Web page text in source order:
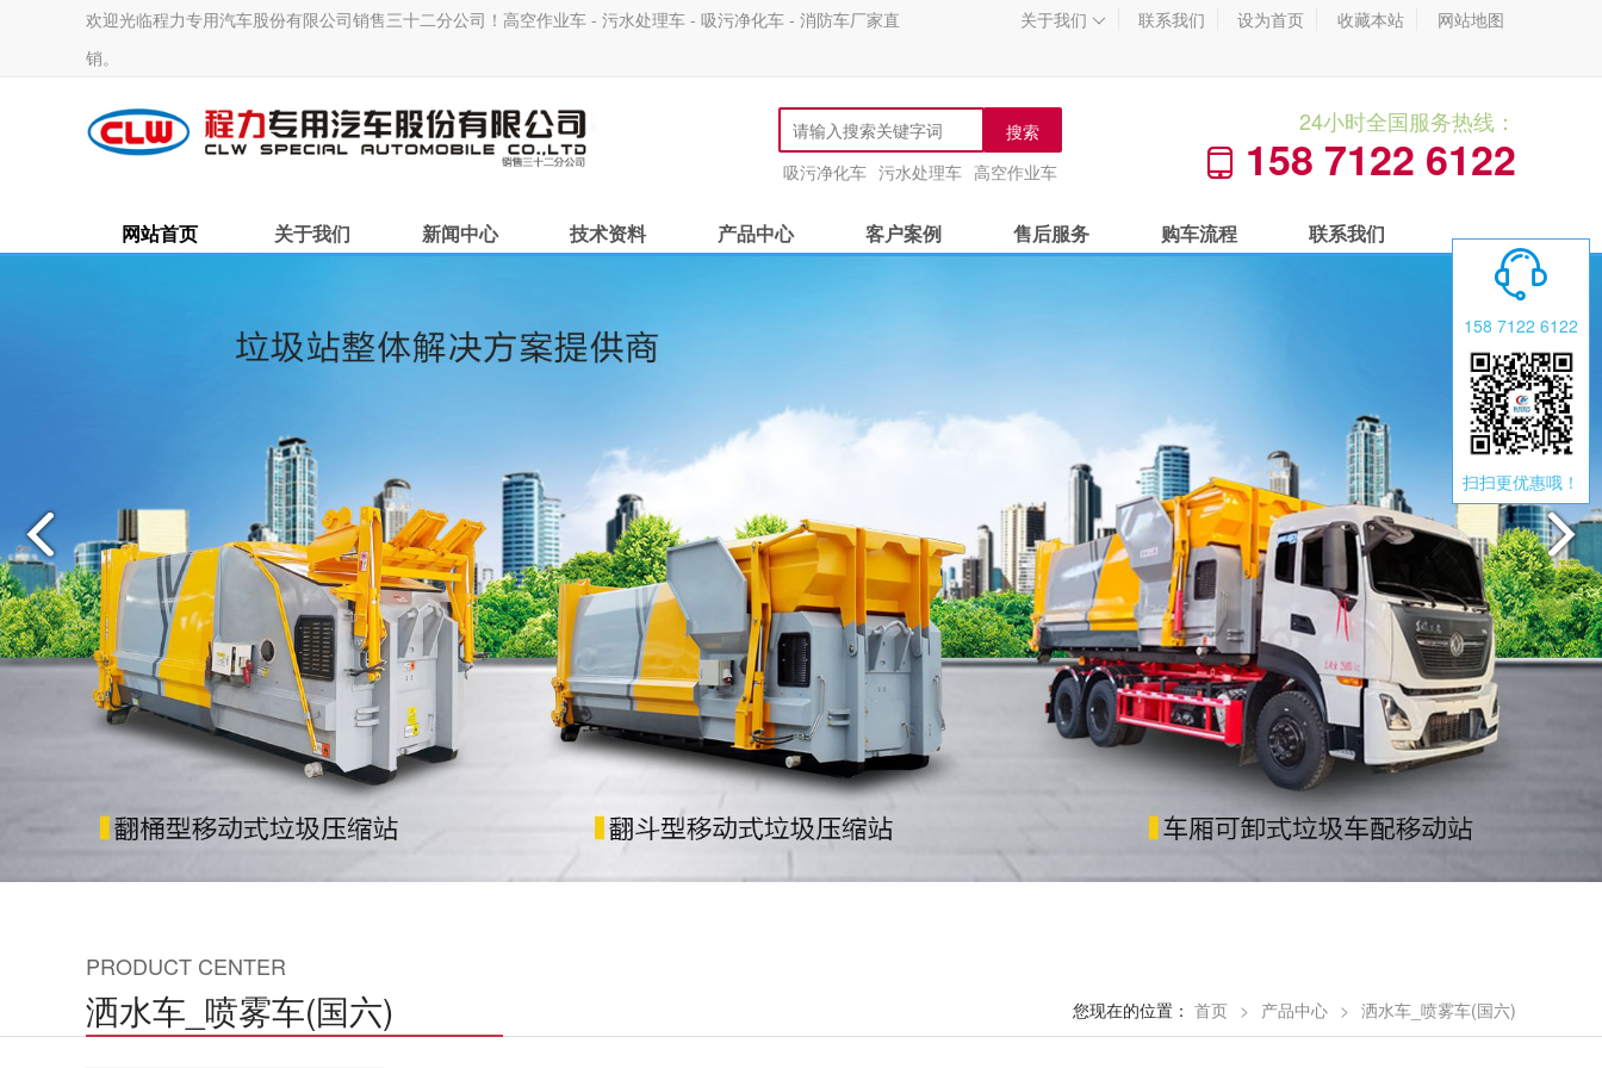
欢迎光临程力专用汽车股份有限公司销售三十二分公司！高空作业车 - 污水处理车 - 吸污净化车 - 消防车厂家直
销。
关于我们  联系我们 设为首页 收藏本站 网站地图
搜索
吸污净化车 污水处理车 高空作业车
24小时全国服务热线：
 158 7122 6122
网站首页 关于我们 新闻中心 技术资料 产品中心 客户案例 售后服务 购车流程 联系我们
PRODUCT CENTER
洒水车_喷雾车(国六) 您现在的位置： 首页 > 产品中心 > 洒水车_喷雾车(国六)

158 7122 6122
扫扫更优惠哦！